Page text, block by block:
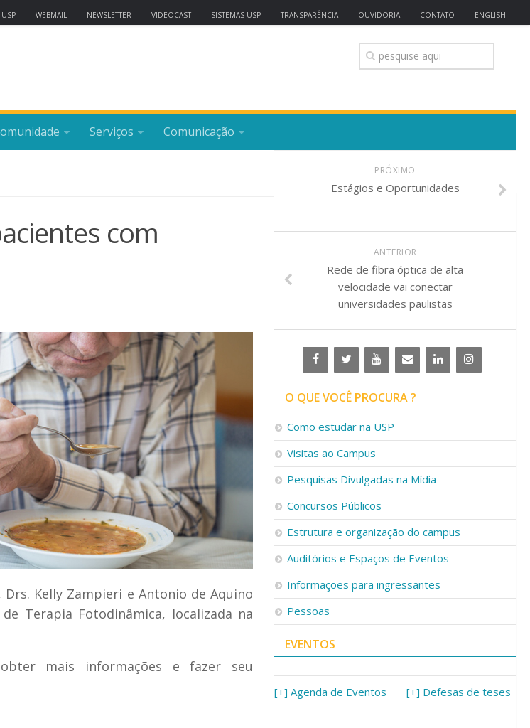
USP WEBMAIL NEWSLETTER VIDEOCAST SISTEMAS USP TRANSPARÊNCIA OUVIDORIA CONTATO ENGLISH
Serviços Comunicação
com
Drs. Kelly Zampieri e Antonio de Aquino
Terapia Fotodinâmica, localizada na
mais informações e fazer seu
PRÓXIMO
Estágios e Oportunidades
ANTERIOR
Rede de fibra óptica de alta
velocidade vai conectar
universidades paulistas
O QUE VOCÊ PROCURA ?
Como estudar na USP
Visitas ao Campus
Pesquisas Divulgadas na Mídia
Concursos Públicos
Estrutura e organização do campus
Auditórios e Espaços de Eventos
Informações para ingressantes
Pessoas
EVENTOS
[+] Agenda de Eventos [+] Defesas de teses